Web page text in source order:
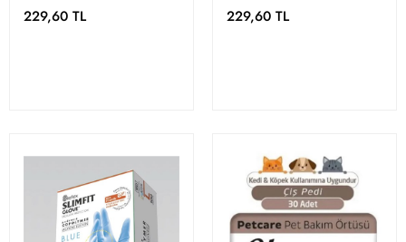
229,60 TL 229,60 TL